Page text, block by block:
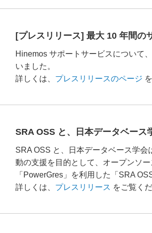
[プレスリリース] 最大 10 年間
Hinemos サポートサービスについて
いました。
詳しくは、 プレスリリースのページ
SRA OSS と、日本データベー
SRA OSS と、日本データベース学
動の支援を目的として、オープンソ
「PowerGres」を利用した「SRA
詳しくは、 プレスリリース をご覧くだ